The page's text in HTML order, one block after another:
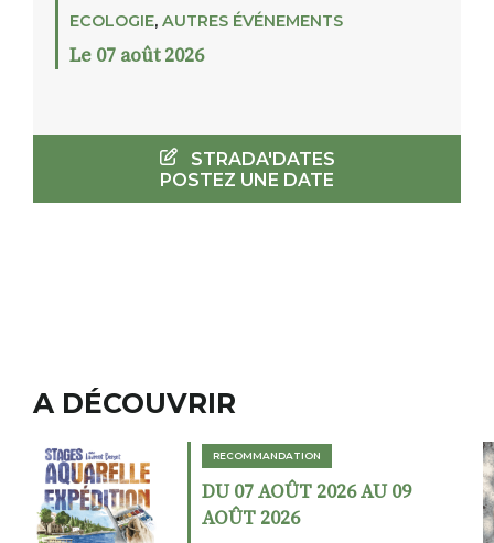
ECOLOGIE, AUTRES ÉVÉNEMENTS
Le 07 août 2026
STRADA'DATES
POSTEZ UNE DATE
A DÉCOUVRIR
RECOMMANDATION
DU 02 AOÛT 2026 AU 23
AOÛT 2026